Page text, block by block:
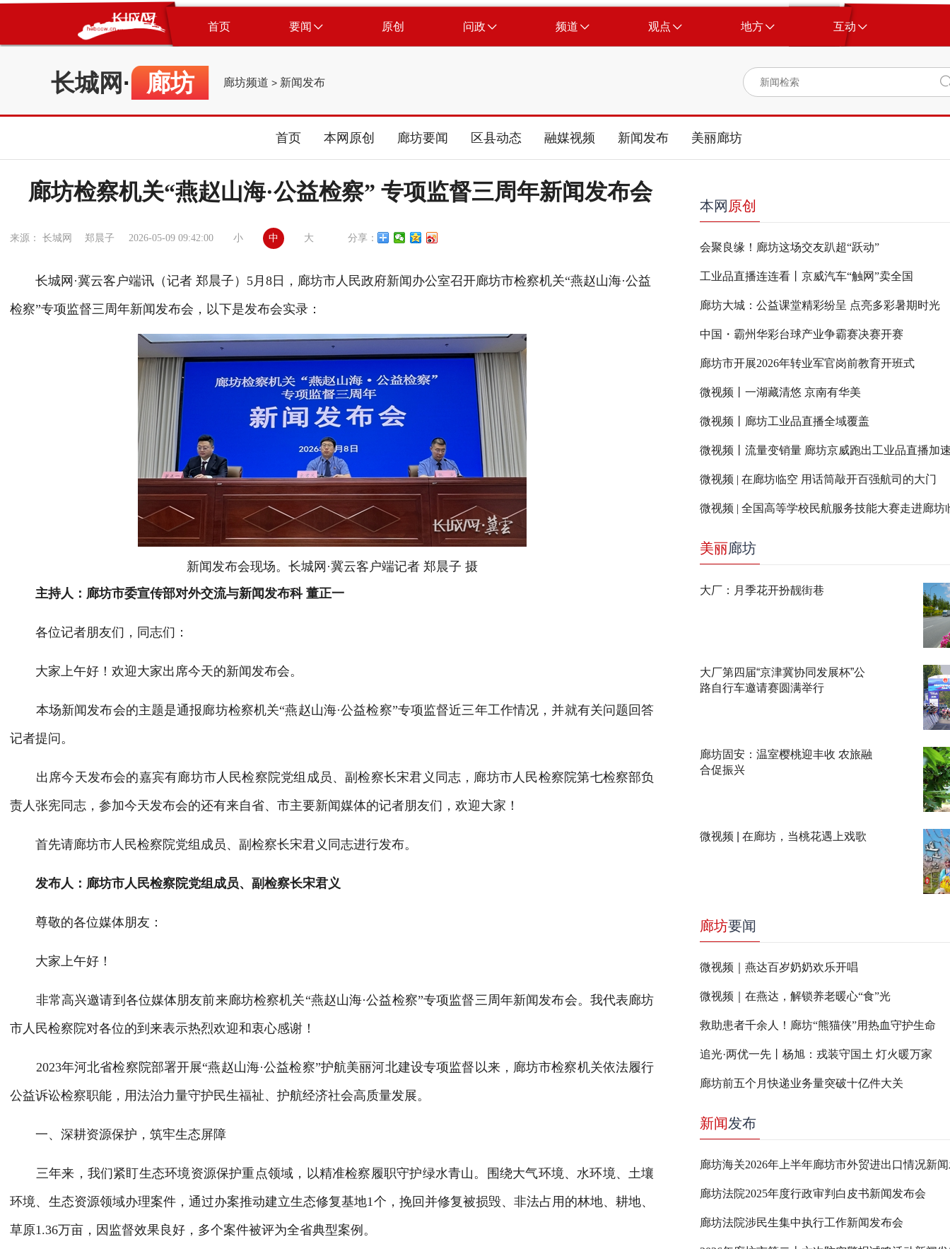
首页 要闻 原创 问政 频道 观点 地方 互动
长城网 · 廊坊 廊坊频道 > 新闻发布
首页 本网原创 廊坊要闻 区县动态 融媒视频 新闻发布 美丽廊坊
廊坊检察机关“燕赵山海·公益检察” 专项监督三周年新闻发布会
来源： 长城网 郑晨子 2026-05-09 09:42:00 小 中 大 分享：
长城网 ·冀云客户端讯（记者 郑晨子）5月8日，廊坊市人民政府新闻办公室召开廊坊市检察机关“燕赵山海·公益
检察”专项监督三周年新闻发布会，以下是发布会实录：
新闻发布会现场。长城网·冀云客户端记者 郑晨子 摄
主持人：廊坊市委宣传部对外交流与新闻发布科 董正一
各位记者朋友们，同志们：
大家上午好 ！欢迎大家出席今天的新闻发布会。
本场新闻发布会的主题是通报廊坊检察机关“燕赵山海·公益检察”专项监督近三年工作情况 ， 并就有关问题回答
记者提问。
出席今天发布会的嘉宾有廊坊市人民检察院党组成员、副检察长宋君义 同志 ， 廊坊市人民检察院第七检察部负
责人张宪 同志 ，参加今天发布会的还有来自省、市主要新闻媒体的记者朋友们 ，欢迎大家！
首先请廊坊市人民检察院党组成员、副检察长宋君义 同志进行发布。
发布人：廊坊市人民检察院党组成员、副检察长宋君义
尊敬的各位媒体朋友：
大家上午好！
非常高兴邀请到各位媒体朋友前来廊坊检察机关“燕赵山海·公益检察”专项监督三周年新闻发布会。我代表廊坊
市人民检察院对各位的到来表示热烈欢迎和衷心感谢！
2023年河北省检察院部署开展“燕赵山海·公益检察”护航美丽河北建设专项监督以来，廊坊市检察机关依法履行
公益诉讼检察职能，用法治力量守护民生福祉、护航经济社会高质量发展。
一、深耕资源保护，筑牢生态屏障
三年来，我们紧盯生态环境资源保护重点领域，以精准检察履职守护绿水青山。围绕大气环境、水环境、土壤
环境、生态资源领域办理案件，通过办案推动建立生态修复基地1个，挽回并修复被损毁、非法占用的林地、耕地、
草原1.36万亩，因监督效果良好，多个案件被评为全省典型案例。
本网 原创
会聚良缘！廊坊这场交友趴超“跃动”
工业品直播连连看丨京威汽车“触网”卖全国
廊坊大城：公益课堂精彩纷呈 点亮多彩暑期时光
中国・霸州华彩台球产业争霸赛决赛开赛
廊坊市开展2026年转业军官岗前教育开班式
微视频丨一湖藏清悠 京南有华美
微视频丨廊坊工业品直播全域覆盖
微视频丨流量变销量 廊坊京威跑出工业品直播加
微视频 | 在廊坊临空 用话筒敲开百强航司的大门
微视频 | 全国高等学校民航服务技能大赛走进廊坊
美丽廊坊
大厂：月季花开扮靓街巷
大厂第四届“京津冀协同发展杯”公
路自行车邀请赛圆满举行
廊坊固安：温室樱桃迎丰收 农旅融
合促振兴
微视频 | 在廊坊，当桃花遇上戏歌
廊坊要闻
微视频｜燕达百岁奶奶欢乐开唱
微视频｜在燕达，解锁养老暖心“食”光
救助患者千余人！廊坊“熊猫侠”用热血守护生命
追光·两优一先丨杨旭：戎装守国土 灯火暖万家
廊坊前五个月快递业务量突破十亿件大关
新闻发布
廊坊海关2026年上半年廊坊市外贸进出口情况新
廊坊法院2025年度行政审判白皮书新闻发布会
廊坊法院涉民生集中执行工作新闻发布会